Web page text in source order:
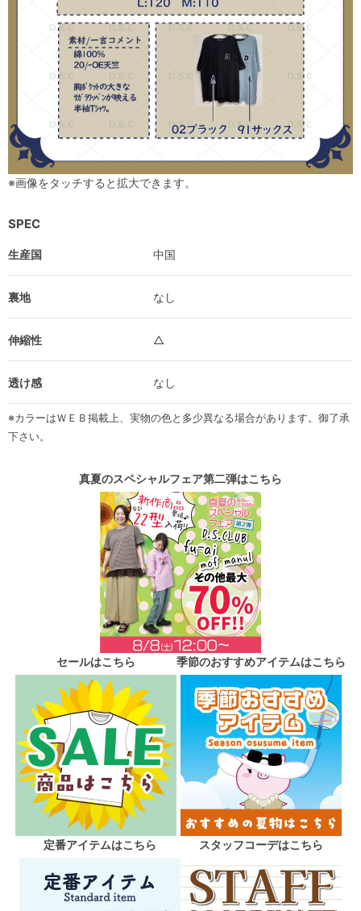
※画像をタッチすると拡大できます。
SPEC
生産国 中国
裏地 なし
伸縮性 △
透け感 なし
※カラーはＷＥＢ掲載上、実物の色と多少異なる場合があります。御了承
下さい。
真夏のスペシャルフェア第二弾はこちら
セールはこちら 季節のおすすめアイテムはこちら
定番アイテムはこちら スタッフコーデはこちら